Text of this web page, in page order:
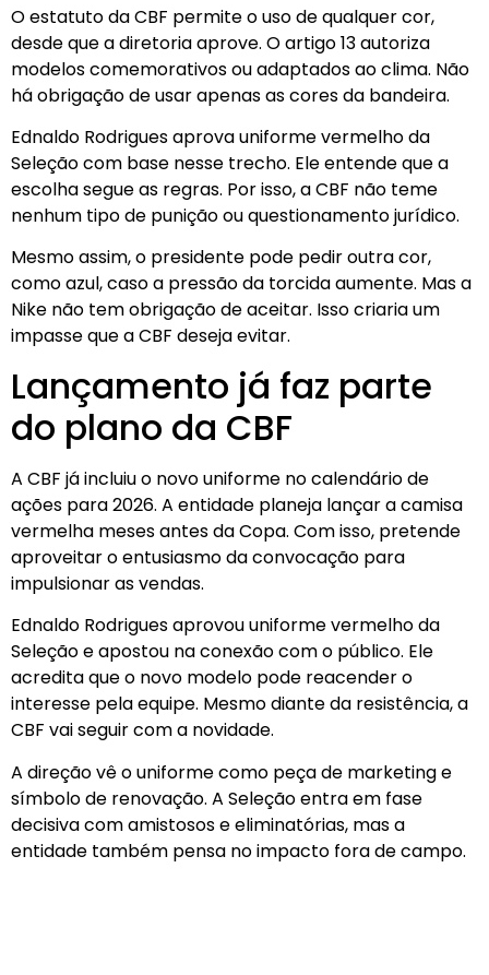
O estatuto da CBF permite o uso de qualquer cor,
desde que a diretoria aprove. O artigo 13 autoriza
modelos comemorativos ou adaptados ao clima. Não
há obrigação de usar apenas as cores da bandeira.
Ednaldo Rodrigues aprova uniforme vermelho da
Seleção com base nesse trecho. Ele entende que a
escolha segue as regras. Por isso, a CBF não teme
nenhum tipo de punição ou questionamento jurídico.
Mesmo assim, o presidente pode pedir outra cor,
como azul, caso a pressão da torcida aumente. Mas a
Nike não tem obrigação de aceitar. Isso criaria um
impasse que a CBF deseja evitar.
Lançamento já faz parte
do plano da CBF
A CBF já incluiu o novo uniforme no calendário de
ações para 2026. A entidade planeja lançar a camisa
vermelha meses antes da Copa. Com isso, pretende
aproveitar o entusiasmo da convocação para
impulsionar as vendas.
Ednaldo Rodrigues aprovou uniforme vermelho da
Seleção e apostou na conexão com o público. Ele
acredita que o novo modelo pode reacender o
interesse pela equipe. Mesmo diante da resistência, a
CBF vai seguir com a novidade.
A direção vê o uniforme como peça de marketing e
símbolo de renovação. A Seleção entra em fase
decisiva com amistosos e eliminatórias, mas a
entidade também pensa no impacto fora de campo.